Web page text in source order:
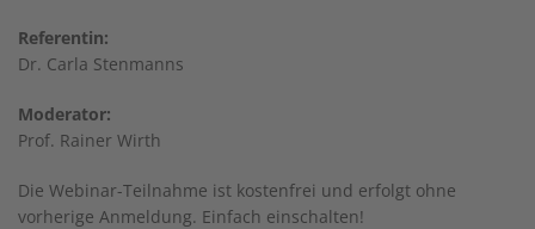
Referentin:
Dr. Carla Stenmanns
Moderator:
Prof. Rainer Wirth
Die Webinar-Teilnahme ist kostenfrei und erfolgt ohne
vorherige Anmeldung. Einfach einschalten!